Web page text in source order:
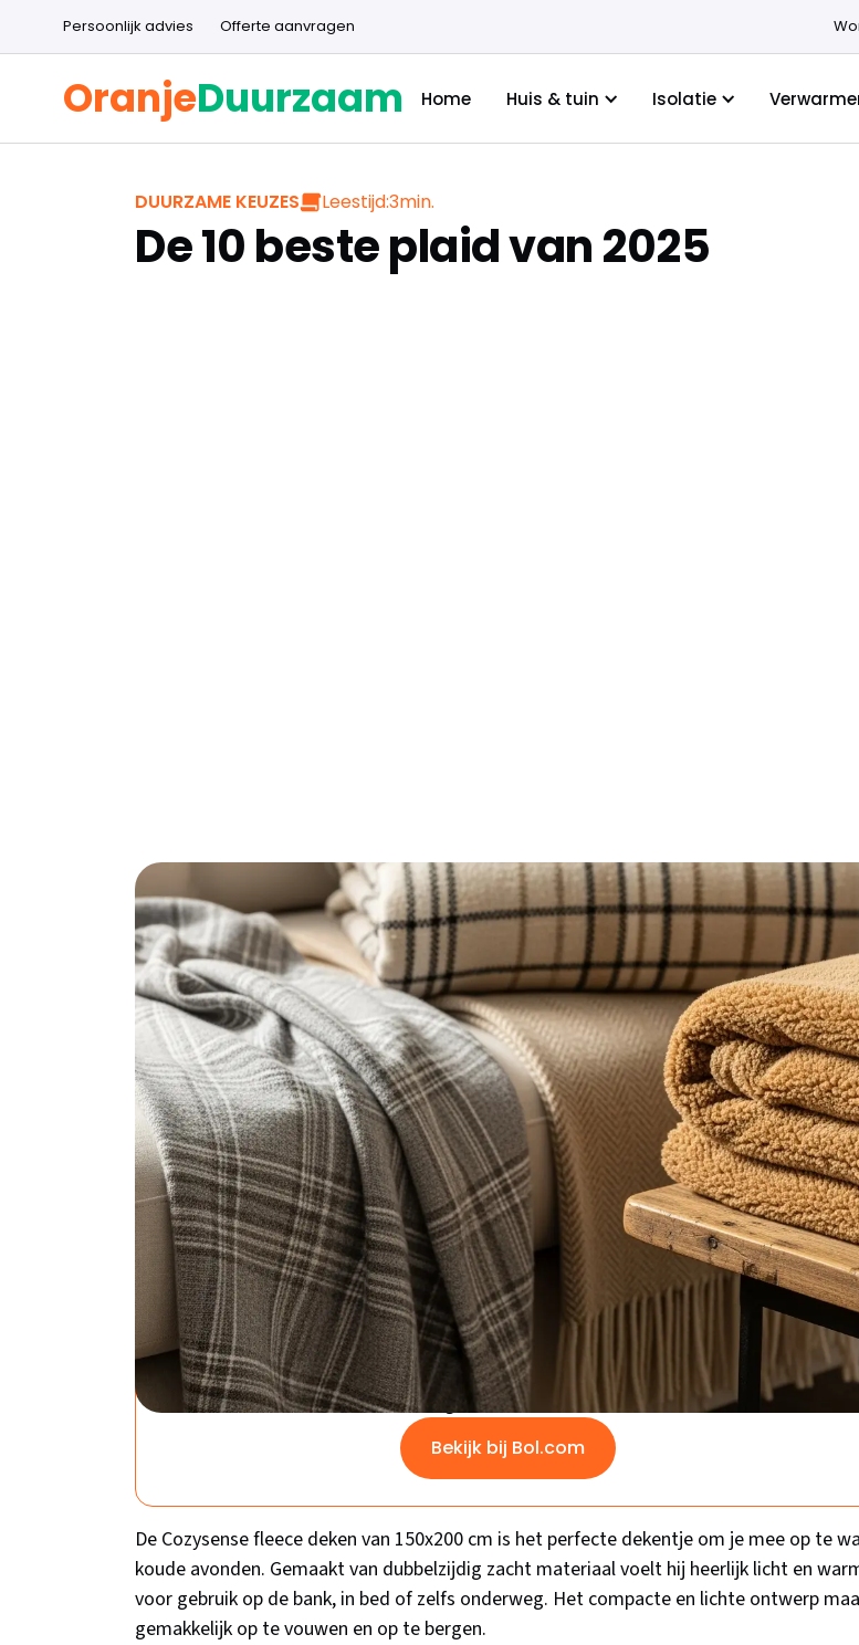
Persoonlijk advies Offerte aanvragen
OranjeDuurzaam Home Huis & tuin Isolatie
DUURZAME KEUZES Leestijd:3min.
De 10 beste plaid van 2025
Zoek je de perfecte plaid zonder urenlang te vergelijken? Wij hebben de 10 beste plaids
geselecteerd en alle voor- en nadelen overzichtelijk voor je op een rij gezet. Ontdek
beste bij jouw wensen en budget past!
Cozysense® fleece deken – Superzacht
voor bank of bed
Bol.com Goede keuze
Cozysense® Fleece Deken 150x200
Superzachte Plaid - Blanket van
Dubbelzijdig Materiaal - Licht,
Dekentje voor Bank of Bed - Beige
Prijs: €29.99
Rating: 4.7/5
Bekijk bij Bol.com
De Cozysense fleece deken van 150x200 cm is het perfecte dekentje om je mee op te
koude avonden. Gemaakt van dubbelzijdig zacht materiaal voelt hij heerlijk licht en
voor gebruik op de bank, in bed of zelfs onderweg. Het compacte en lichte ontwerp
gemakkelijk op te vouwen en op te bergen.